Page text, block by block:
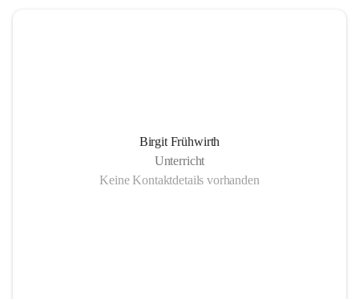
Birgit Frühwirth
Unterricht
Keine Kontaktdetails vorhanden